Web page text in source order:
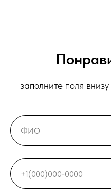
заполните поля